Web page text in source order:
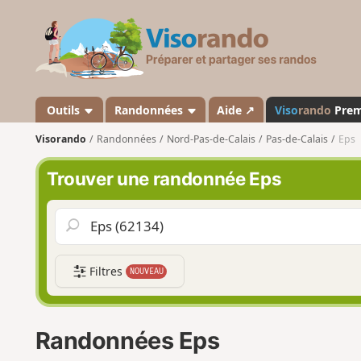
s
a
n
d
o
Outils Randonnées Aide ↗ Visorando
Visorando Randonnées Nord-Pas-de-Calais Pas-de-Calais Eps
Trouver une randonnée Eps
Filtres NOUVEAU
Randonnées Eps